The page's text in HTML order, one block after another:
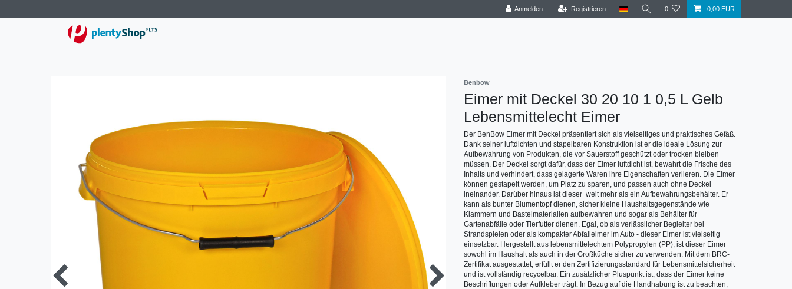
Anmelden Registrieren 0 0,00 EUR
Benbow
Eimer mit Deckel 30 20 10 1 0,5 L Gelb
Lebensmittelecht Eimer
Der BenBow Eimer mit Deckel präsentiert sich als vielseitiges und praktisches Gefäß.
Dank seiner luftdichten und stapelbaren Konstruktion ist er die ideale Lösung zur
Aufbewahrung von Produkten, die vor Sauerstoff geschützt oder trocken bleiben
müssen. Der Deckel sorgt dafür, dass der Eimer luftdicht ist, bewahrt die Frische des
Inhalts und verhindert, dass gelagerte Waren ihre Eigenschaften verlieren. Die Eimer
können gestapelt werden, um Platz zu sparen, und passen auch ohne Deckel
ineinander. Darüber hinaus ist dieser weit mehr als ein Aufbewahrungsbehälter. Er
kann als bunter Blumentopf dienen, sicher kleine Haushaltsgegenstände wie
Klammern und Bastelmaterialien aufbewahren und sogar als Behälter für
Gartenabfälle oder Tierfutter dienen. Egal, ob als verlässlicher Begleiter bei
Strandspielen oder als kompakter Abfalleimer im Auto - dieser Eimer ist vielseitig
einsetzbar. Hergestellt aus lebensmittelechtem Polypropylen (PP), ist dieser Eimer
sowohl im Haushalt als auch in der Großküche sicher zu verwenden. Mit dem BRC-
Zertifikat ausgestattet, erfüllt er den Zertifizierungsstandard für Lebensmittelsicherheit
und ist vollständig recycelbar. Ein zusätzlicher Pluspunkt ist, dass der Eimer keine
Beschriftungen oder Aufkleber trägt. In Bezug auf die Handhabung ist zu beachten,